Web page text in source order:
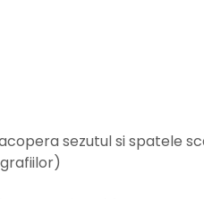
sezutul si spatele